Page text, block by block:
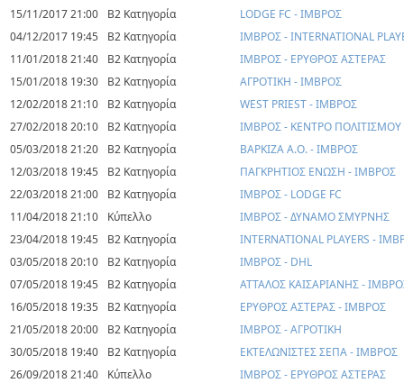
15/11/2017 21:00
Β2 Κατηγορία
LODGE FC - ΙΜΒΡΟΣ
04/12/2017 19:45
Β2 Κατηγορία
ΙΜΒΡΟΣ - INTERNATIONAL
11/01/2018 21:40
Β2 Κατηγορία
ΙΜΒΡΟΣ - ΕΡΥΘΡΟΣ ΑΣΤΕΡΑΣ
15/01/2018 19:30
Β2 Κατηγορία
ΑΓΡΟΤΙΚΗ - ΙΜΒΡΟΣ
12/02/2018 21:10
Β2 Κατηγορία
WEST PRIEST - ΙΜΒΡΟΣ
27/02/2018 20:10
Β2 Κατηγορία
ΙΜΒΡΟΣ - ΚΕΝΤΡΟ ΠΟΛΙΤΙΣΜΟΥ
05/03/2018 21:20
Β2 Κατηγορία
ΒΑΡΚΙΖΑ Α.Ο. - ΙΜΒΡΟΣ
12/03/2018 19:45
Β2 Κατηγορία
ΠΑΓΚΡΗΤΙΟΣ ΕΝΩΣΗ - ΙΜΒΡΟΣ
22/03/2018 21:00
Β2 Κατηγορία
ΙΜΒΡΟΣ - LODGE FC
11/04/2018 21:10
Κύπελλο
ΙΜΒΡΟΣ - ΔΥΝΑΜΟ ΣΜΥΡΝΗΣ
23/04/2018 19:45
Β2 Κατηγορία
INTERNATIONAL PLAYERS -
03/05/2018 20:10
Β2 Κατηγορία
ΙΜΒΡΟΣ - DHL
07/05/2018 19:45
Β2 Κατηγορία
ΑΤΤΑΛΟΣ ΚΑΙΣΑΡΙΑΝΗΣ -
16/05/2018 19:35
Β2 Κατηγορία
ΕΡΥΘΡΟΣ ΑΣΤΕΡΑΣ - ΙΜΒΡΟΣ
21/05/2018 20:00
Β2 Κατηγορία
ΙΜΒΡΟΣ - ΑΓΡΟΤΙΚΗ
30/05/2018 19:40
Β2 Κατηγορία
ΕΚΤΕΛΩΝΙΣΤΕΣ ΣΕΠΑ - ΙΜΒΡΟΣ
26/09/2018 21:40
Κύπελλο
ΙΜΒΡΟΣ - ΕΡΥΘΡΟΣ ΑΣΤΕΡΑΣ